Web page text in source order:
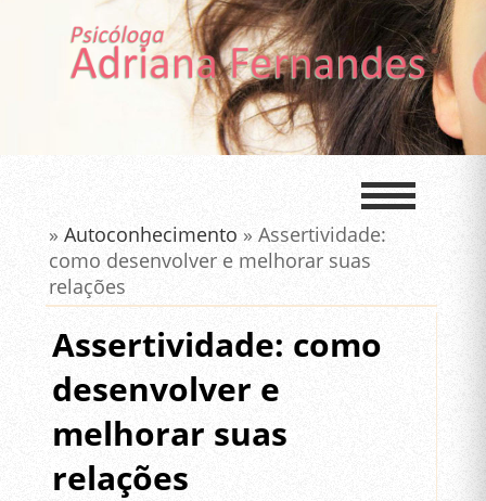
»Autoconhecimento » Assertividade:
como desenvolver e melhorar suas
relações
Assertividade: como
desenvolver e
melhorar suas
relações